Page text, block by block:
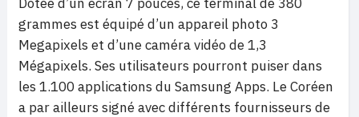
grammes est équipé d’un appareil photo 3
Megapixels et d’une caméra vidéo de 1,3
Mégapixels. Ses utilisateurs pourront puiser dans
les 1.100 applications du Samsung Apps. Le Coréen
a par ailleurs signé avec différents fournisseurs de